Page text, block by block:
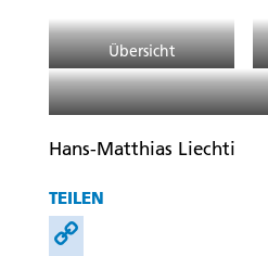
Übersicht
Ausgang
Hans-Matthias Liechti
TEILEN